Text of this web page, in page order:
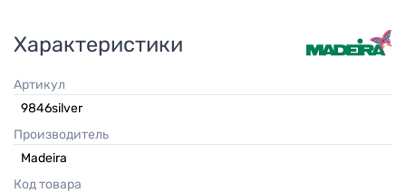
Характеристики
Артикул
9846silver
Производитель
Madeira
Код товара